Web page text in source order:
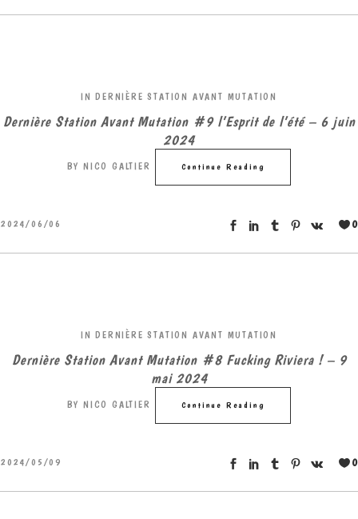
IN DERNIÈRE STATION AVANT MUTATION
Dernière Station Avant Mutation #9 l’Esprit de l’été – 6 juin
2024
BY NICO GALTIER Continue Reading
2024/06/06 0
IN DERNIÈRE STATION AVANT MUTATION
Dernière Station Avant Mutation #8 Fucking Riviera ! – 9
mai 2024
BY NICO GALTIER Continue Reading
2024/05/09 0